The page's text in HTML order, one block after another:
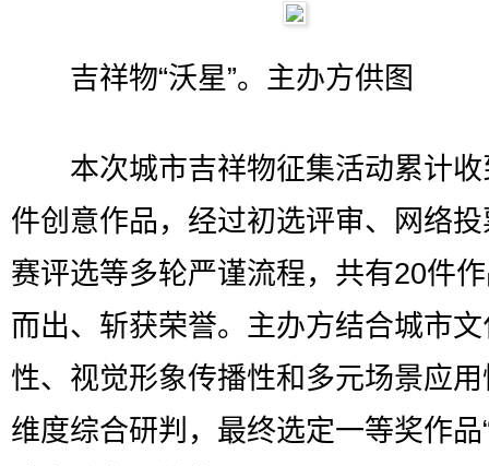
吉祥物“沃星”。主办方供图
本次城市吉祥物征集活动累计收
件创意作品，经过初选评审、网络
赛评选等多轮严谨流程，共有20件
而出、斩获荣誉。主办方结合城市
性、视觉形象传播性和多元场景应
维度综合研判，最终选定一等奖作品